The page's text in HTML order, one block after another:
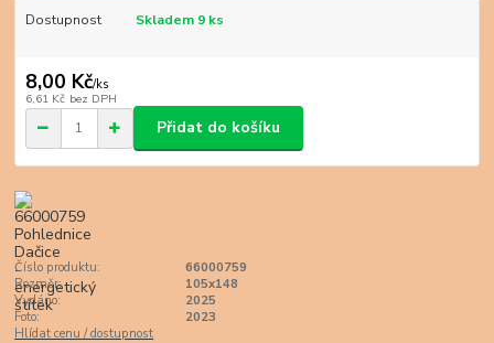
Dostupnost Skladem 9 ks
8,00 Kč/ks
6,61 Kč bez DPH
Přidat do košíku
Číslo produktu:
66000759
Rozměr:
105x148
Vydáno:
2025
Foto:
2023
Hlídat cenu / dostupnost